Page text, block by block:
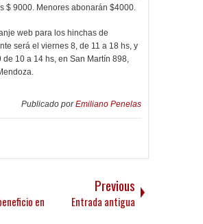
$ 9000. Menores abonarán $4000.
web para los hinchas de
será el viernes 8, de 11 a 18 hs, y
de 10 a 14 hs, en San Martín 898,
Publicado porEmiliano Penelas
en
Previous
Entrada antigua